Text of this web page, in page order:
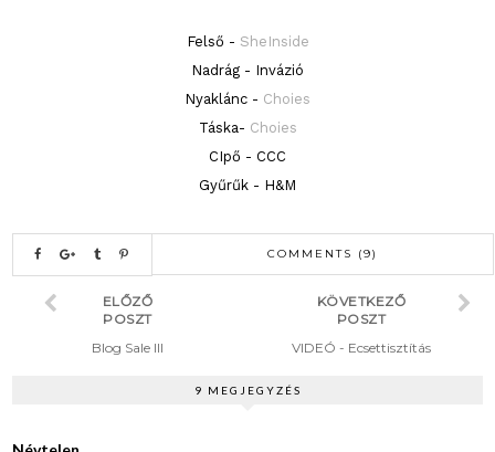
Felső - SheInside
Nadrág - Invázió
Nyaklánc - Choies
Táska- Choies
CIpő - CCC
Gyűrűk - H&M
COMMENTS (9)
KÖVETKEZŐ
POSZT
VIDEÓ - Ecsettisztítás
ELŐZŐ
POSZT
Blog Sale III
9 MEGJEGYZÉS